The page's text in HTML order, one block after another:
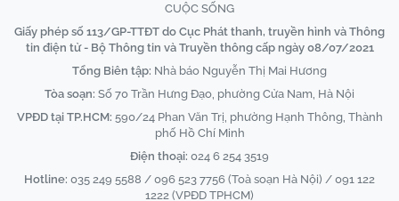
CUỘC SỐNG
Giấy phép số 113/GP-TTĐT do Cục Phát thanh, truyền hình và Thông
tin điện tử - Bộ Thông tin và Truyền thông cấp ngày 08/07/2021
Tổng Biên tập: Nhà báo Nguyễn Thị Mai Hương
Tòa soạn: Số 70 Trần Hưng Đạo, phường Cửa Nam, Hà Nội
VPĐD tại TP.HCM: 590/24 Phan Văn Trị, phường Hạnh Thông, Thành
phố Hồ Chí Minh
Điện thoại: 024 6 254 3519
Hotline: 035 249 5588 / 096 523 7756 (Toà soạn Hà Nội) / 091 122
1222 (VPĐD TPHCM)